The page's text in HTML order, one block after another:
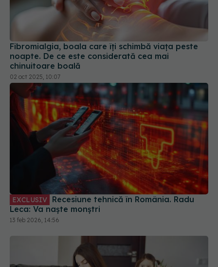
Fibromialgia, boala care îți schimbă viața peste
noapte. De ce este considerată cea mai
chinuitoare boală
02 oct 2025, 10:07
EXCLUSIV
Leca: Va naște monștri
13 feb 2026, 14:56